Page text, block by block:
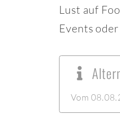
Lust auf
Events
Vom